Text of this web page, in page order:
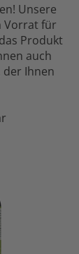
Unsere
Vorrat für
Produkt
auch
Ihnen